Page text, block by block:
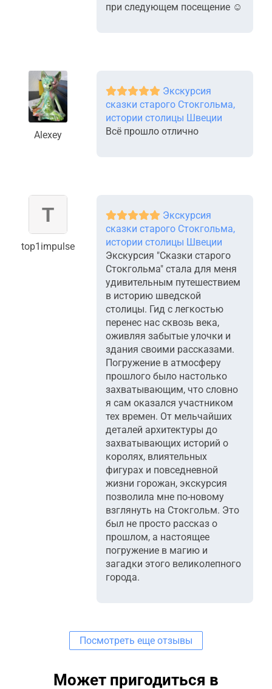
при следующем посещение ☺️
Alexey
Экскурсия
сказки старого Стокгольма,
истории столицы Швеции
Всё прошло отлично
top1impulse
Экскурсия
сказки старого Стокгольма,
истории столицы Швеции
Экскурсия "Сказки старого
Стокгольма" стала для меня
удивительным путешествием
в историю шведской
столицы. Гид с легкостью
перенес нас сквозь века,
оживляя забытые улочки и
здания своими рассказами.
Погружение в атмосферу
прошлого было настолько
захватывающим, что словно
я сам оказался участником
тех времен. От мельчайших
деталей архитектуры до
захватывающих историй о
королях, влиятельных
фигурах и повседневной
жизни горожан, экскурсия
позволила мне по-новому
взглянуть на Стокгольм. Это
был не просто рассказ о
прошлом, а настоящее
погружение в магию и
загадки этого великолепного
города.
Посмотреть еще отзывы
Может пригодиться в